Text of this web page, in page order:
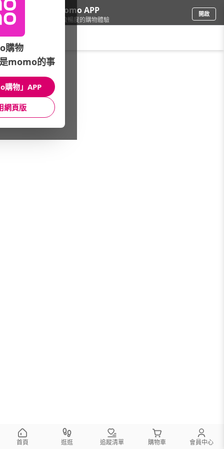
下載momo APP
給你3倍流暢度的購物體驗
開啟
車/機車/機車外觀零件
館長推薦 月銷量
首頁 逛逛 追蹤清單 購物車 會員中心
購物
momo的事
購物」APP
網頁版